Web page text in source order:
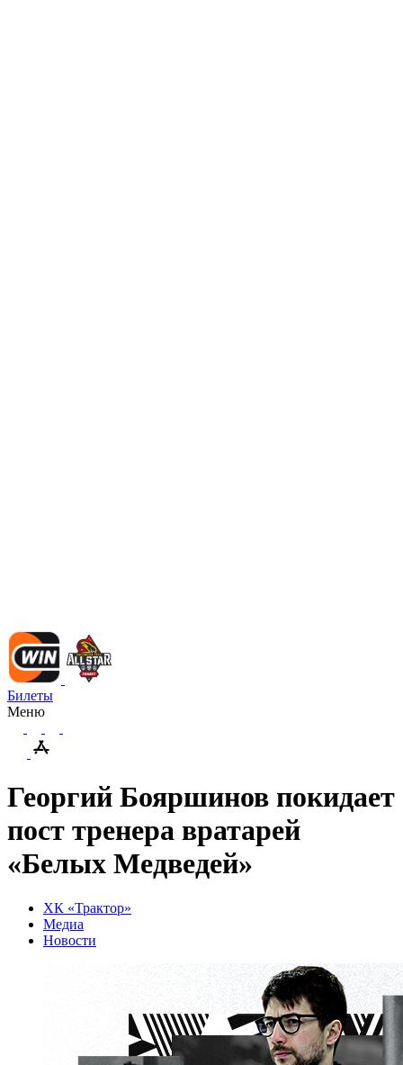
Билеты
Меню
Георгий Бояршинов покидает
пост тренера вратарей
«Белых Медведей»
ХК «Трактор»
Медиа
Новости